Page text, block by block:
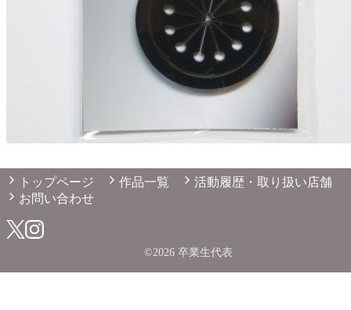
トップページ 作品一覧
活動履歴・取り扱い店舗
お問い合わせ
©2026 卒業生代表